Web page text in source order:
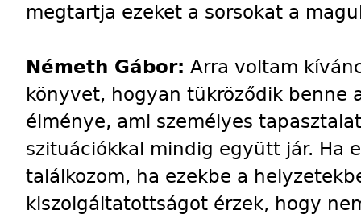
megtartja ezeket a sorsokat a
Németh Gábor: Arra voltam
könyvet, hogyan tükröződik benne
élménye, ami személyes
szituációkkal mindig együtt jár. Ha
találkozom, ha ezekbe a
kiszolgáltatottságot érzek, hogy